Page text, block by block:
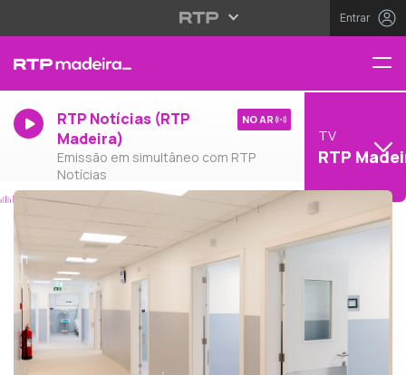
Entrar
RTP Notícias (RTP
Madeira)
Emissão em simultâneo com RTP
Notícias
NO AR
TV
RTP